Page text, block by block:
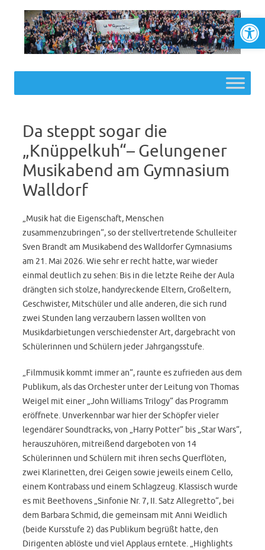
Da steppt sogar die
„Knüppelkuh“– Gelungener
Musikabend am Gymnasium
Walldorf
„Musik hat die Eigenschaft, Menschen
zusammenzubringen“, so der stellvertretende Schulleiter
Sven Brandt am Musikabend des Walldorfer Gymnasiums
am 21. Mai 2026. Wie sehr er recht hatte, war wieder
einmal deutlich zu sehen: Bis in die letzte Reihe der Aula
drängten sich stolze, handyreckende Eltern, Großeltern,
Geschwister, Mitschüler und alle anderen, die sich rund
zwei Stunden lang verzaubern lassen wollten von
Musikdarbietungen verschiedenster Art, dargebracht von
Schülerinnen und Schülern jeder Jahrgangsstufe.
„Filmmusik kommt immer an“, raunte es zufrieden aus dem
Publikum, als das Orchester unter der Leitung von Thomas
Weigel mit einer „John Williams Trilogy“ das Programm
eröffnete. Unverkennbar war hier der Schöpfer vieler
legendärer Soundtracks, von „Harry Potter“ bis „Star Wars“,
herauszuhören, mitreißend dargeboten von 14
Schülerinnen und Schülern mit ihren sechs Querflöten,
zwei Klarinetten, drei Geigen sowie jeweils einem Cello,
einem Kontrabass und einem Schlagzeug. Klassisch wurde
es mit Beethovens „Sinfonie Nr. 7, II. Satz Allegretto“, bei
dem Barbara Schmid, die gemeinsam mit Anni Weidlich
(beide Kursstufe 2) das Publikum begrüßt hatte, den
Dirigenten ablöste und viel Applaus erntete. „Highlights